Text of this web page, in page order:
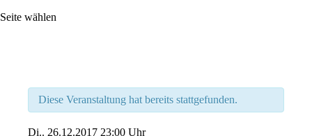
Seite wählen
Diese Veranstaltung hat bereits stattgefunden.
Di.. 26.12.2017 23:00 Uhr